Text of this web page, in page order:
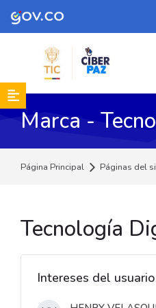
Skip to navigation
Skip to search form
Skip to login form
Skip to footer
Salta al contenido principal
Marca -
Página Principal Páginas del
Tecnología
Intereses del usuario
Salta Navegación
Navegación
Página Principal